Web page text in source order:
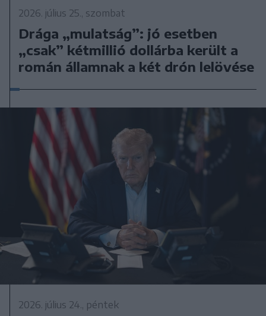
2026. július 25., szombat
Drága „mulatság”: jó esetben
„csak” kétmillió dollárba került a
román államnak a két drón lelövése
2026. július 24., péntek